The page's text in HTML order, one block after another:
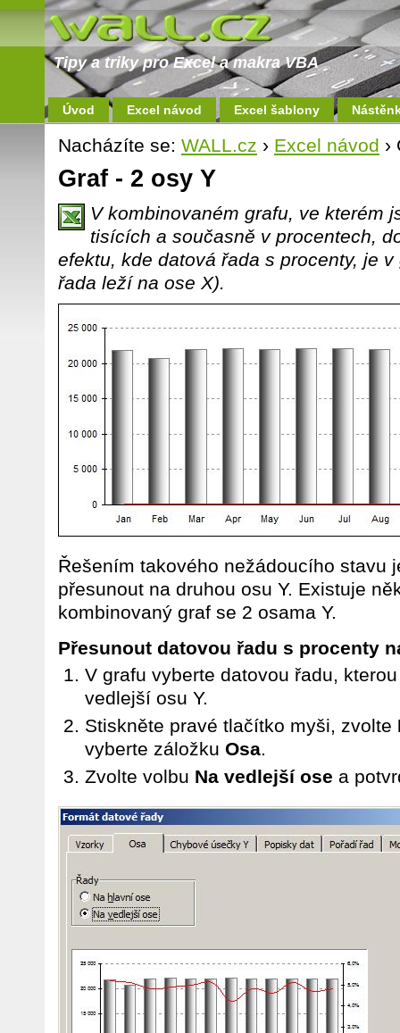
Tipy a triky pro Excel a makra VBA
Úvod Excel návod Excel šablony
Nacházíte se: WALL.cz › Excel návod ›
Graf - 2 osy Y
V kombinovaném grafu, ve kterém
tisících a současně v procentech,
efektu, kde datová řada s procenty, je
řada leží na ose X).
Řešením takového nežádoucího stavu
přesunout na druhou osu Y. Existuje
kombinovaný graf se 2 osama Y.
Přesunout datovou řadu s procenty
V grafu vyberte datovou řadu,
vedlejší osu Y.
Stiskněte pravé tlačítko myši, zvolte
vyberte záložku Osa.
Zvolte volbu Na vedlejší ose a